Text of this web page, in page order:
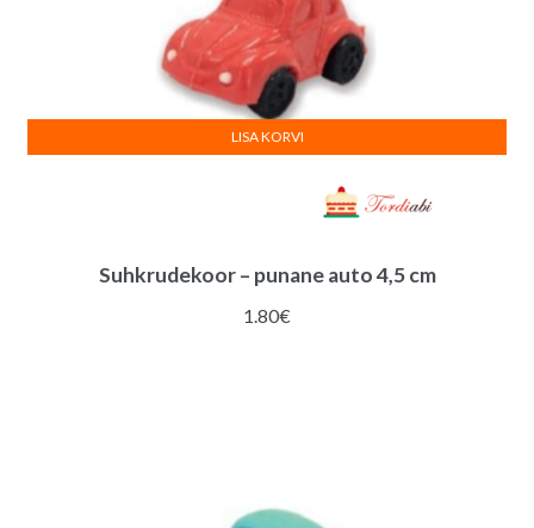
Suhkrudekoor – punane auto 4,5 cm
1.80€
LISA KORVI